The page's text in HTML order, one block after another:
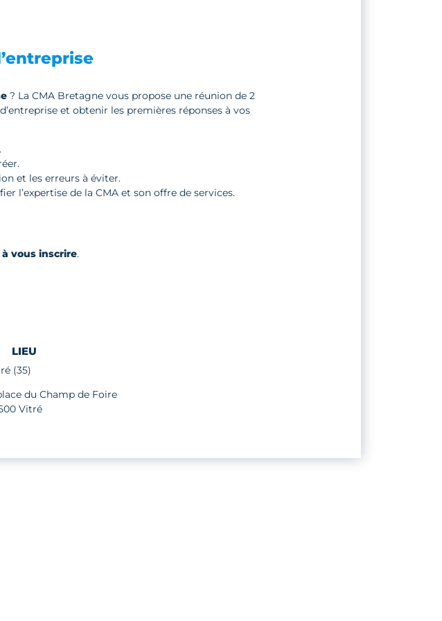
? La CMA Bretagne vous propose une réunion de 2
et obtenir les premières réponses à vos
et les erreurs à éviter.
l’expertise de la CMA et son offre de services.
à vous inscrire.
LIEU
(35)
du Champ de Foire
Vitré